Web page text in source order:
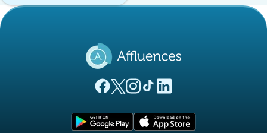
(novo separador)
(novo separador)
(novo separador)
(novo separador)
(novo separador)